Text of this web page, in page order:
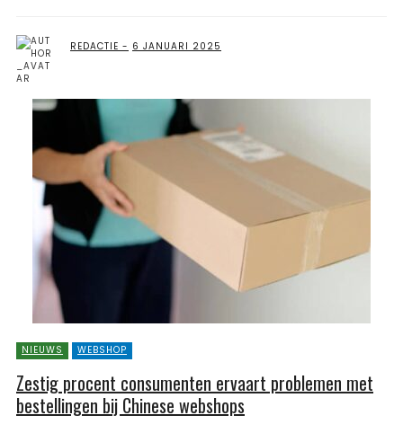
REDACTIE 6 JANUARI 2025
NIEUWS WEBSHOP
Zestig procent consumenten ervaart problemen met
bestellingen bij Chinese webshops